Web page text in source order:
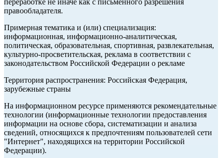
переработке не иначе как с письменного разрешения
правообладателя.
Примерная тематика и (или) специализация:
информационная, информационно-аналитическая,
политическая, образовательная, спортивная, развлекательная,
культурно-просветительская, реклама в соответствии с
законодательством Российской Федерации о рекламе
Территория распространения: Российская Федерация,
зарубежные страны
На информационном ресурсе применяются рекомендательные
технологии (информационные технологии предоставления
информации на основе сбора, систематизации и анализа
сведений, относящихся к предпочтениям пользователей сети
"Интернет", находящихся на территории Российской
Федерации).